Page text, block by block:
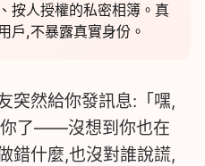
按人授權的私密相簿。真
戶,不暴露真實身份。
突然給你發訊息:「嘿,
了——沒想到你也在
錯什麼,也沒對誰說謊,